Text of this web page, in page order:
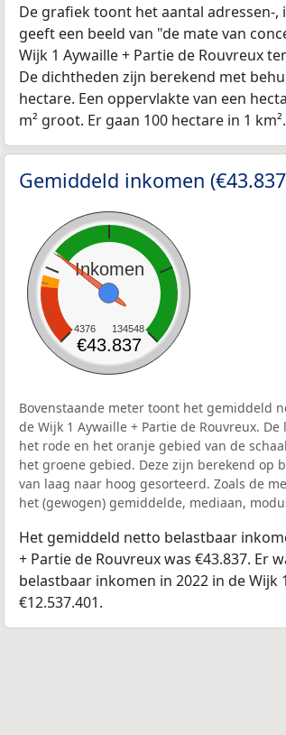
De grafiek toont het aantal adressen-
geeft een beeld van "de mate van
Wijk 1 Aywaille + Partie de Rouvreux
De dichtheden zijn berekend met
hectare. Een oppervlakte van een
m² groot. Er gaan 100 hectare in 1 km².
Gemiddeld inkomen
Inkomen
4376 134548
€43.837
Bovenstaande meter toont het gemiddeld
de Wijk 1 Aywaille + Partie de Rouvreux.
het rode en het oranje gebied van de
het groene gebied. Deze zijn berekend op
van laag naar hoog gesorteerd. Zoals de
het (gewogen) gemiddelde, mediaan,
Het gemiddeld netto belastbaar
+ Partie de Rouvreux was €43.837. Er
belastbaar inkomen in 2022 in de Wijk
€12.537.401.